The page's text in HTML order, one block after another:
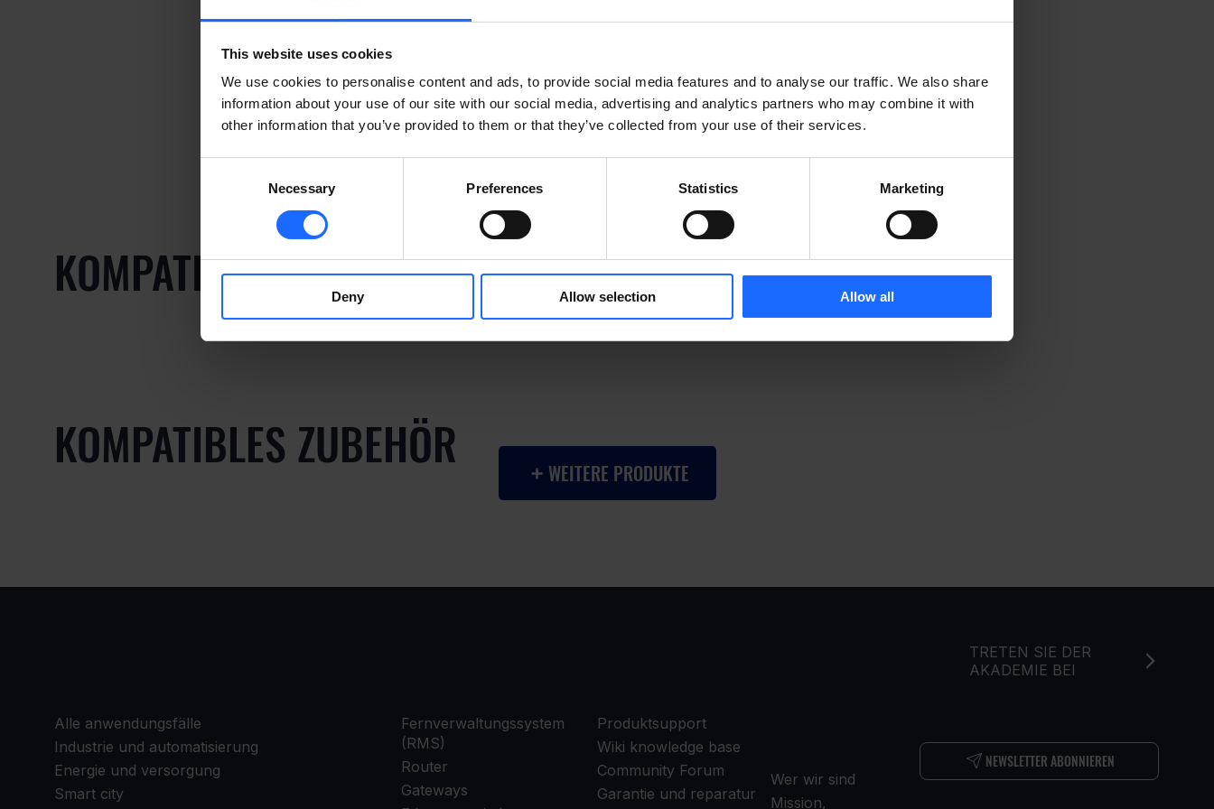
This website uses cookies
We use cookies to personalise content and ads, to provide social media features and to analyse our traffic. We also share
information about your use of our site with our social media, advertising and analytics partners who may combine it with
other information that you’ve provided to them or that they’ve collected from your use of their services.
Necessary Preferences Statistics Marketing
Deny Allow selection Allow all
KOMPATIBLE PRODUKTE WEITERE PRODUKTE
KOMPATIBLES ZUBEHÖR WEITERE PRODUKTE
TRETEN SIE DER
AKADEMIE BEI
NEWSLETTER ABONNIEREN
Alle anwendungsfälle
Industrie und automatisierung
Energie und versorgung
Smart city
Fernverwaltungssystem
(RMS)
Router
Gateways
Produktsupport
Wiki knowledge base
Community Forum
Garantie und reparatur
Wer wir sind
Mission,